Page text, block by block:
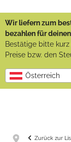
Wir liefern zum
bezahlen für
Bestätige bitte
Preise bzw. den
Österreich
Zurück zur